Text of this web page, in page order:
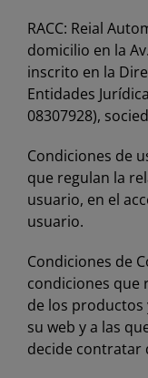
RACC: Reial
domicilio en la
inscrito en la
Entidades
08307928),
Condiciones de
que regulan la
usuario, en el
usuario.
Condiciones de
condiciones que
de los productos
su web y a las
decide contratar